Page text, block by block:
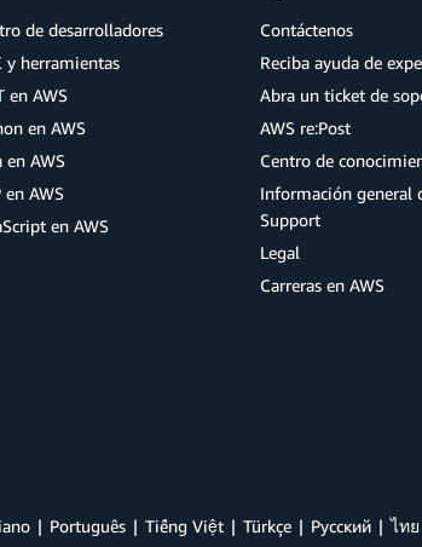
de desarrolladores
y herramientas
en AWS
en AWS
en AWS
en AWS
en AWS
Contáctenos
Reciba ayuda de
Abra un ticket de
AWS re:Post
Centro de
Información general
Support
Legal
Carreras en AWS
Português Tiếng Việt Türkçe Ρусский ไทย